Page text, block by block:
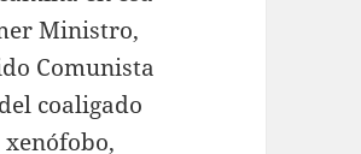
Ministro,
Comunista
coaligado